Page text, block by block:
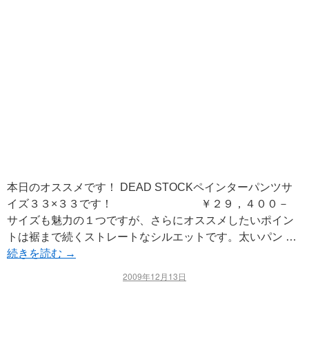
本日のオススメです！ DEAD STOCKペインターパンツサ
イズ３３×３３です！ ￥２９，４００－
サイズも魅力の１つですが、さらにオススメしたいポイン
トは裾まで続くストレートなシルエットです。太いパン …
続きを読む →
2009年12月13日